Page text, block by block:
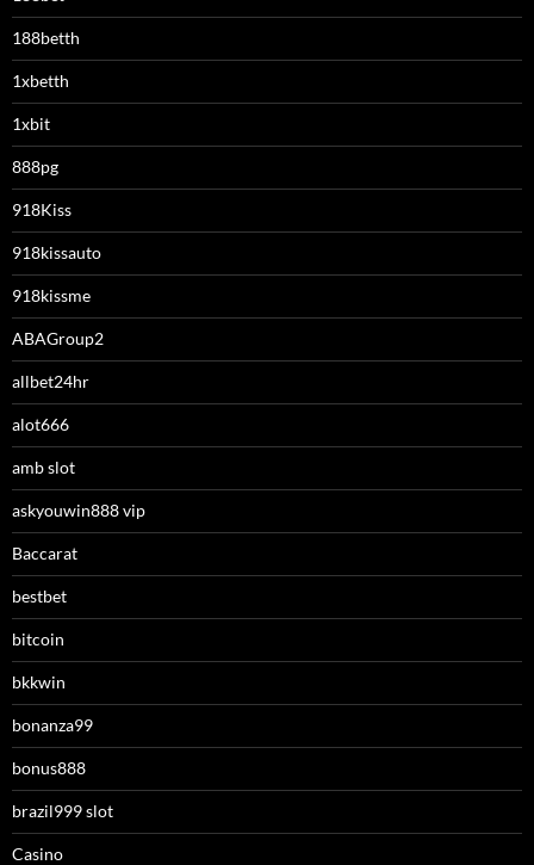
188betth
1xbetth
1xbit
888pg
918Kiss
918kissauto
918kissme
ABAGroup2
allbet24hr
alot666
amb slot
askyouwin888 vip
Baccarat
bestbet
bitcoin
bkkwin
bonanza99
bonus888
brazil999 slot
Casino